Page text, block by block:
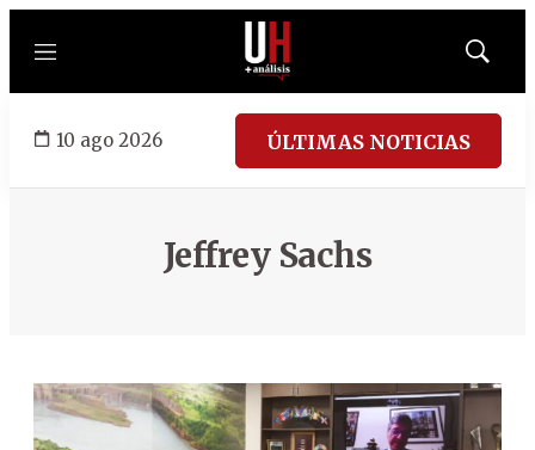
Menú
Mostrar
10 ago 2026 ÚLTIMAS NOTICIAS
Jeffrey Sachs